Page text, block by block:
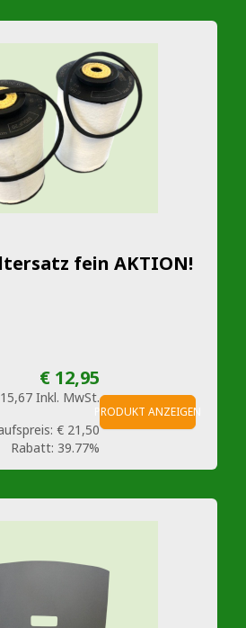
fein AKTION!
€ 12,95
Inkl. MwSt.
€ 21,50
Rabatt: 39.77%
PRODUKT ANZEIGEN